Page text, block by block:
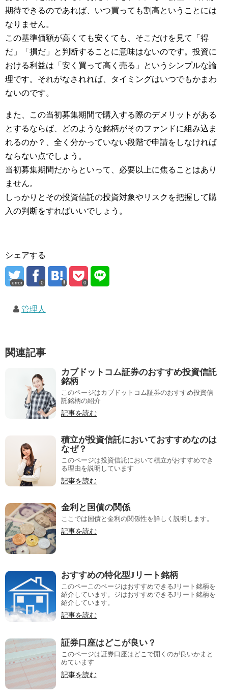
期待できるのであれば、いつ買っても割高ということには
なりません。
この基準価額が高くても安くても、そこだけを見て「得
だ」「損だ」と判断することに意味はないのです。投資に
おける利益は「安く買って高く売る」というシンプルな論
理です。それがなされれば、タイミングはいつでもかまわ
ないのです。
また、この当初募集期間で購入する際のデメリットがある
とするならば、どのような銘柄がそのファンドに組み込ま
れるのか？、全く分かっていない段階で申請をしなければ
ならない点でしょう。
当初募集期間だからといって、必要以上に焦ることはあり
ません。
しっかりとその投資信託の投資対象やリスクを把握して購
入の判断をすればいいでしょう。
シェアする
error 0 0
管理人
関連記事
カブドットコム証券のおすすめ投資信託
銘柄
このページはカブドットコム証券のおすすめ投資信
託銘柄の紹介
記事を読む
積立が投資信託においておすすめなのは
なぜ？
このページは投資信託において積立がおすすめでき
る理由を説明しています
記事を読む
金利と国債の関係
ここでは国債と金利の関係性を詳しく説明します。
記事を読む
おすすめの特化型Jリート銘柄
このペーこのページはおすすめできるJリート銘柄を
紹介しています。ジはおすすめできるJリート銘柄を
紹介しています。
記事を読む
証券口座はどこが良い？
このページは証券口座はどこで開くのが良いかまと
めています
記事を読む